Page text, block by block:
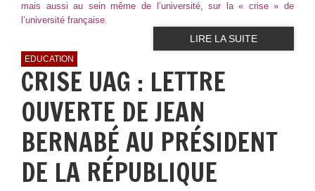
mais aussi au sein même de l’université, sur la « crise » de
l’université française.
LIRE LA SUITE
EDUCATION
CRISE UAG : LETTRE
OUVERTE DE JEAN
BERNABÉ AU PRÉSIDENT
DE LA RÉPUBLIQUE